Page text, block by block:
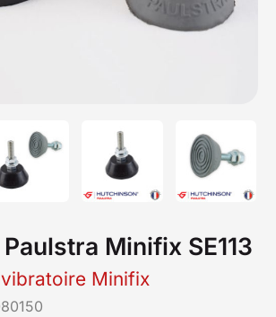
Minifix
Minifix SE113